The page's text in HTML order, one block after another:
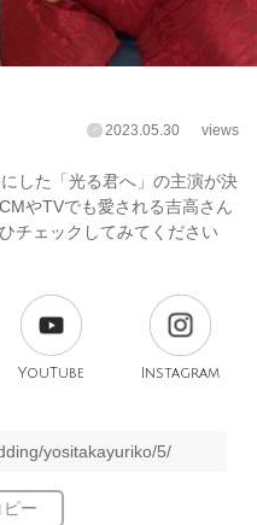
2023.05.30 views
した「光る君へ」の主演が決
やTVでも愛される吉高さん
チェックしてみてください
YouTube Instagram
yositakayuriko/5/